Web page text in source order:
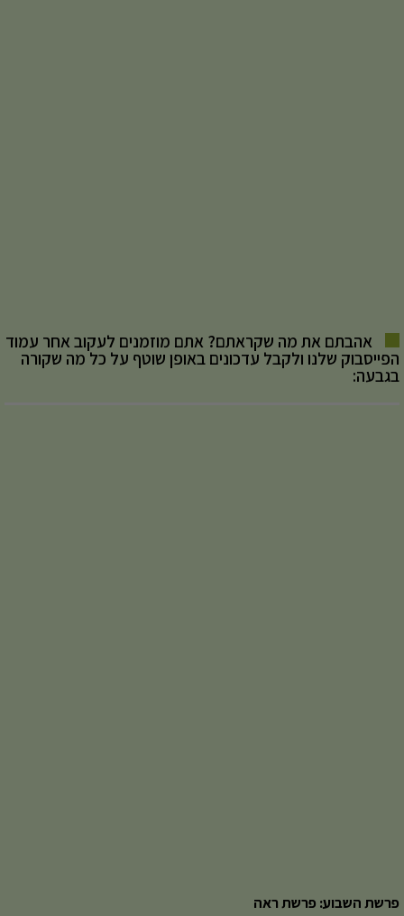
אהבתם את מה שקראתם? אתם מוזמנים לעקוב אחר עמוד
הפייסבוק שלנו ולקבל עדכונים באופן שוטף על כל מה שקורה
בגבעה:
פרשת השבוע: פרשת ראה